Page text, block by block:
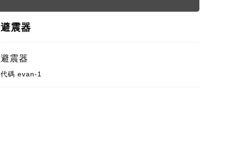
避震器
避震器
代碼evan-1